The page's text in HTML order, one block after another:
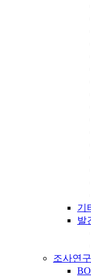
기
발
조사연구